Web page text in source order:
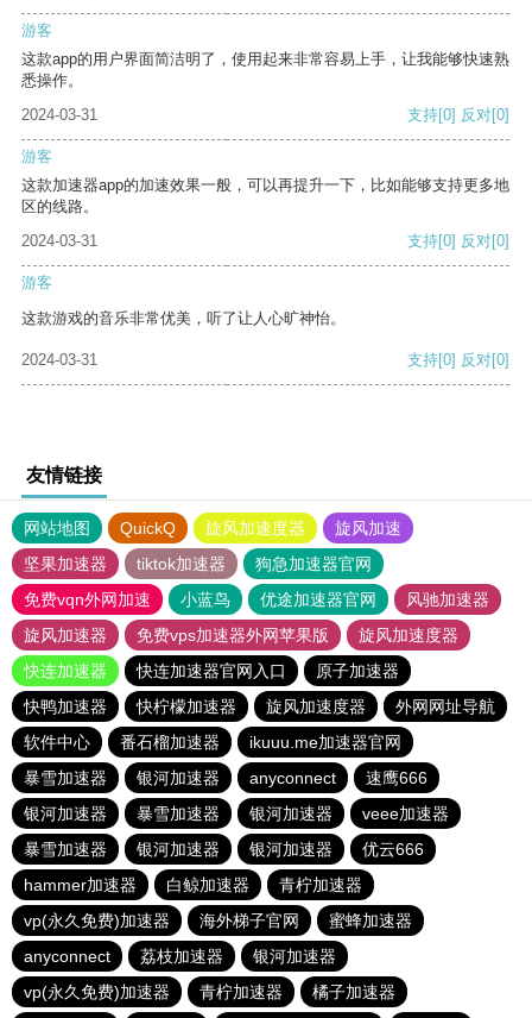
游客
这款app的用户界面简洁明了，使用起来非常容易上手，让我能够快速熟
悉操作。
2024-03-31
支持[0] 反对[0]
游客
这款加速器app的加速效果一般，可以再提升一下，比如能够支持更多地
区的线路。
2024-03-31
支持[0] 反对[0]
游客
这款游戏的音乐非常优美，听了让人心旷神怡。
2024-03-31 支持[0] 反对[0]
友情链接
网站地图 QuickQ 旋风加速度器
旋风加速
坚果加速器
tiktok加速器
狗急加速器官网
免费vqn外网加速
小蓝鸟 优途加速器官网
风驰加速器
旋风加速器
免费vps加速器外网苹果版
旋风加速度器
快连加速器
快连加速器官网入口
原子加速器
快鸭加速器
快柠檬加速器 旋风加速度器
外网网址导航
软件中心
番石榴加速器
ikuuu.me加速器官网
暴雪加速器
银河加速器 anyconnect
速鹰666
银河加速器
暴雪加速器 银河加速器
veee加速器
暴雪加速器
银河加速器 银河加速器
优云666
hammer加速器
白鲸加速器
青柠加速器
vp(永久免费)加速器
海外梯子官网
蜜蜂加速器
anyconnect
荔枝加速器
银河加速器
vp(永久免费)加速器
青柠加速器 橘子加速器